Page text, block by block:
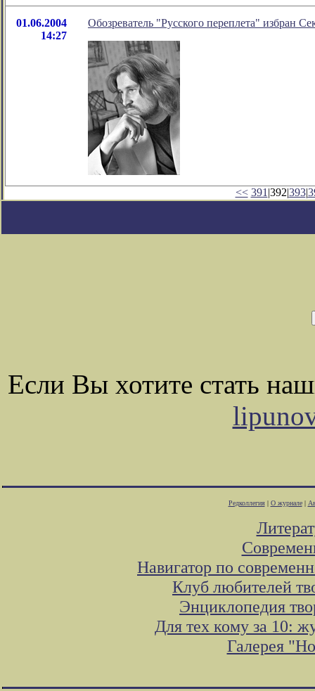
01.06.2004
14:27
Обозреватель "Русского переплета" избран
<< 391 |392|393|
Если Вы хотите стать
Редколлегия| О журнале|
Навигатор по
Клуб любителей
Энциклопедия
Для тех кому за 10:
Галерея